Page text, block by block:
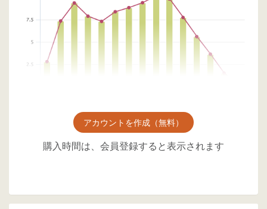
アカウントを作成（無料）
購入時間は、会員登録すると表示されます